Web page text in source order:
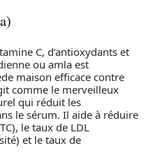
C, d’antioxydants et
ou amla est
maison efficace contre
comme le merveilleux
qui réduit les
le sérum. Il aide à réduire
le taux de LDL
et le taux de